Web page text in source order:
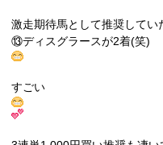
激走期待馬として推奨してい
⑬ディスグラースが2着(笑)
すごい